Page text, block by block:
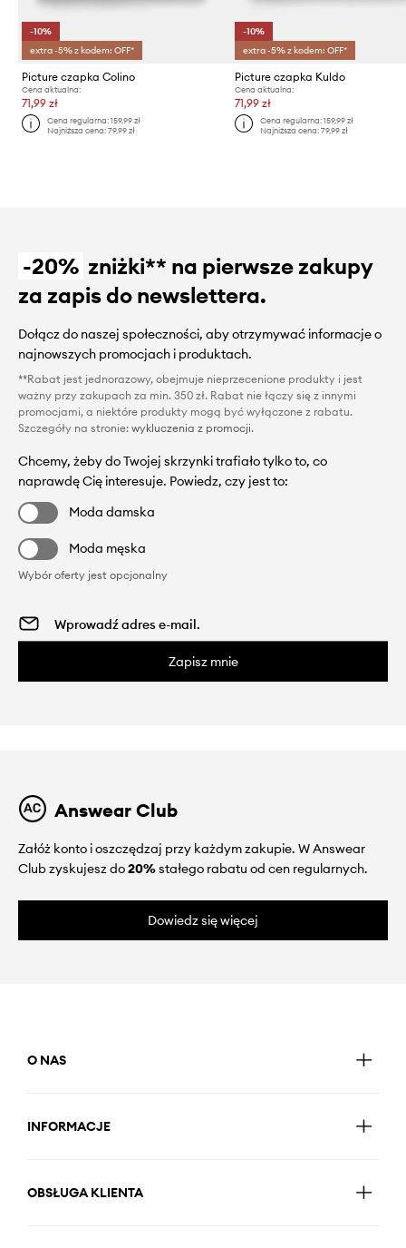
-10%
extra -5% z kodem: OFF*
Picture czapka Colino
Cena aktualna:
71,99 zł
Cena regularna:159,99 zł
Najniższa cena:79,99 zł
-10%
extra -5% z kodem: OFF*
Picture czapka Kuldo
Cena aktualna:
71,99 zł
Cena regularna: 159,99 zł
Najniższa cena: 79,99 zł
-20% zniżki** na pierwsze zakupy
za zapis do newslettera.
Dołącz do naszej społeczności, aby otrzymywać informacje o
najnowszych promocjach i produktach.
**Rabat jest jednorazowy, obejmuje nieprzecenione produkty i jest
ważny przy zakupach za min. 350 zł. Rabat nie łączy się z innymi
promocjami, a niektóre produkty mogą być wyłączone z rabatu.
Szczegóły na stronie: wykluczenia z promocji.
Chcemy, żeby do Twojej skrzynki trafiało tylko to, co
naprawdę Cię interesuje. Powiedz, czy jest to:
Moda damska
Moda męska
Wybór oferty jest opcjonalny
Zapisz mnie
Answear Club
Załóż konto i oszczędzaj przy każdym zakupie. W Answear
Club zyskujesz do20%stałego rabatu od cen regularnych.
Dowiedz się więcej
O NAS
INFORMACJE
OBSŁUGA KLIENTA